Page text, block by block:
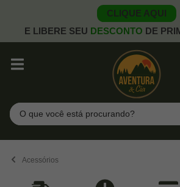
CLIQUE AQUI
E LIBERE SEU DESCONTO DE
Pesquisar
Acessórios